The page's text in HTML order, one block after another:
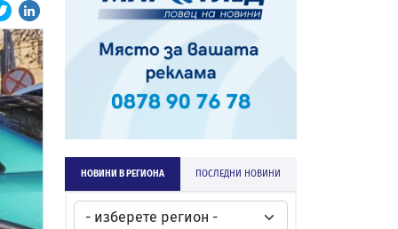
НОВИНИ В РЕГИОНА ПОСЛЕДНИ НОВИНИ